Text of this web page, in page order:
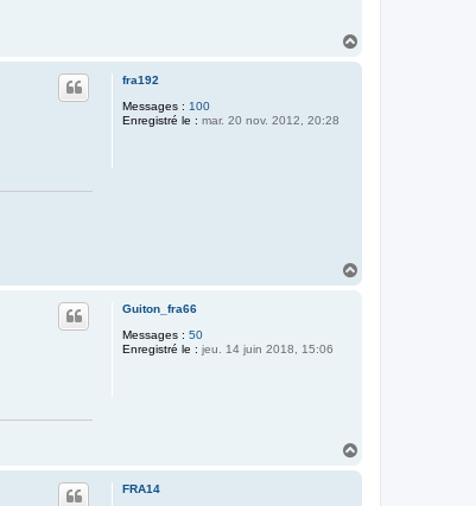
fra192
Messages : 100
Enregistré le : mar. 20 nov. 2012, 20:28
Guiton_fra66
Messages : 50
Enregistré le : jeu. 14 juin 2018, 15:06
FRA14